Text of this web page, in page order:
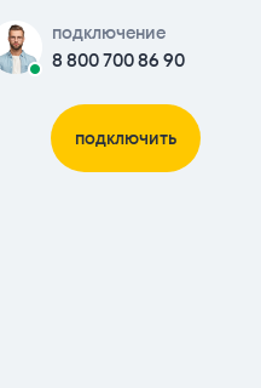
подключение
8 800 700 86 90
подключить